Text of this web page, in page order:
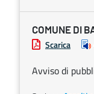
COMUNE DI
Scarica
Avviso di